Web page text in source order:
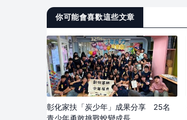
你可能會喜歡這些文章
彰化家扶「炭少年」成果分享 25名